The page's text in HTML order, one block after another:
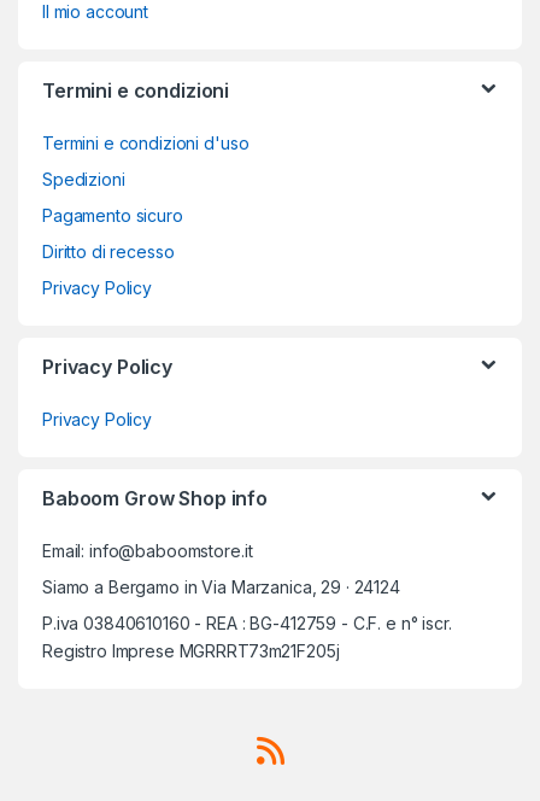
Il mio account
Termini e condizioni
Termini e condizioni d'uso
Spedizioni
Pagamento sicuro
Diritto di recesso
Privacy Policy
Privacy Policy
Privacy Policy
Baboom Grow Shop info
Email: info@baboomstore.it
Siamo a Bergamo in Via Marzanica, 29 · 24124
P.iva 03840610160 - REA : BG-412759 - C.F. e n° iscr.
Registro Imprese MGRRRT73m21F205j